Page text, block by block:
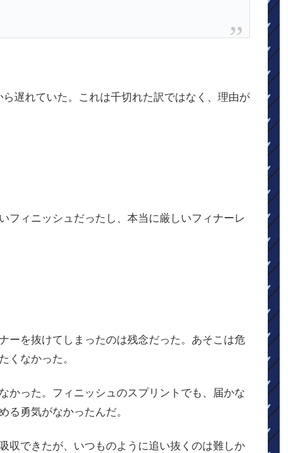
遅れていた。これは千切れた訳ではなく、理由が
フィニッシュだったし、本当に厳しいフィナーレ
ーを抜けてしまったのは残念だった。あそこは危
くなかった。
かった。フィニッシュのスプリントでも、届かな
る勇気がなかったんだ。
収できたが、いつものように追い抜くのは難しか